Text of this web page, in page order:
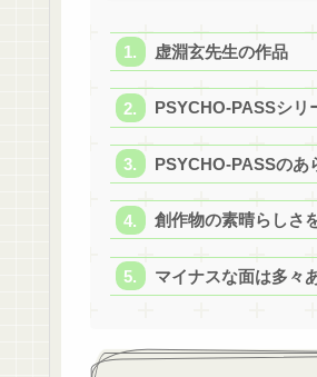
虚淵玄先生の作品
PSYCHO-PASSシリ
PSYCHO-PASSのあ
創作物の素晴らしさ
マイナスな面は多々